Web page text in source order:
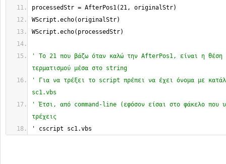
processedStr = AfterPos1(21, originalStr)
WScript.echo(originalStr)
WScript.echo(processedStr)
' Το 21 που βάζω όταν καλώ την AfterPos1, είναι η θέση
τερματισμού μέσα στο string
' Για να τρέξει το script πρέπει να έχει όνομα με
sc1.vbs
' Έτσι, από command-line (εφόσον είσαι στο φάκελο που
τρέχεις
' cscript sc1.vbs